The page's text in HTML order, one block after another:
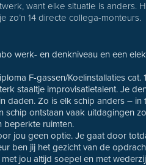
want elke situatie is anders.
zo’n 14 directe collega-monteurs.
werk- en denkniveau en een
F-gassen/Koelinstallaties
staaltje improvisatietalent. Je
daden. Zo is elk schip anders –
schip ontstaan vaak uitdagingen
beperkte ruimten.
jou geen optie. Je gaat door
ben jij het gezicht van de
jou altijd soepel en met